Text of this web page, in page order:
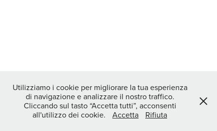
Utilizziamo i cookie per migliorare la tua esperienza
di navigazione e analizzare il nostro traffico.
Cliccando sul tasto “Accetta tutti”, acconsenti
all'utilizzo dei cookie.
Accetta Rifiuta